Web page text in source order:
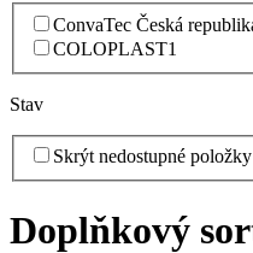
ConvaTec Česká
COLOPLAST1
Stav
Skrýt nedostupné položky
Doplňkový